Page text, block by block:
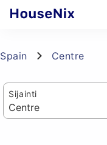
Spain Centre
Sijainti